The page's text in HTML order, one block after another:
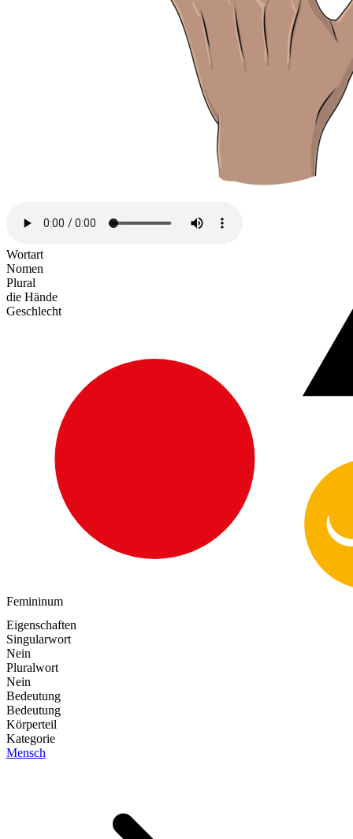
Wortart
Nomen
Plural
die Hände
Geschlecht
Femininum
Eigenschaften
Singularwort
Nein
Pluralwort
Nein
Bedeutung
Bedeutung
Körperteil
Kategorie
Mensch